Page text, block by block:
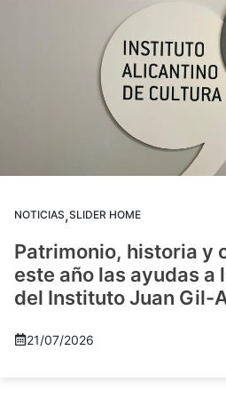
NOTICIAS,SLIDER HOME
Patrimonio, historia y
este año las ayudas a
del Instituto Juan Gil-
21/07/2026